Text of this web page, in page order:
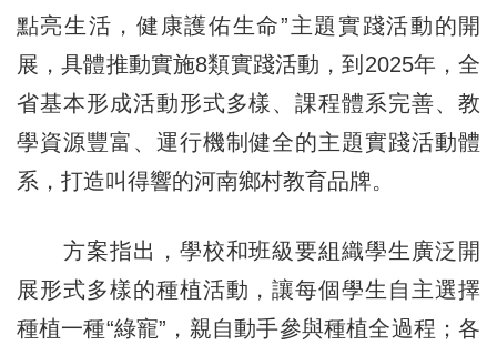
點亮生活，健康護佑生命”主題實踐活動的開
展，具體推動實施8類實踐活動，到2025年，全
省基本形成活動形式多樣、課程體系完善、教
學資源豐富、運行機制健全的主題實踐活動體
系，打造叫得響的河南鄉村教育品牌。
方案指出，學校和班級要組織學生廣泛開
展形式多樣的種植活動，讓每個學生自主選擇
種植一種“綠寵”，親自動手參與種植全過程；各